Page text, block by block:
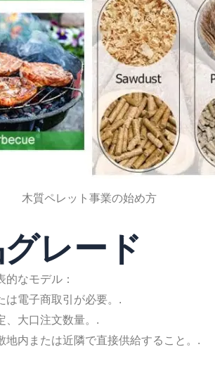
木質ペレット事業の始め方
レード
なモデル：
は電子商取引が必要。.
、大口注文数量。.
内または近隣で直接供給すること。.